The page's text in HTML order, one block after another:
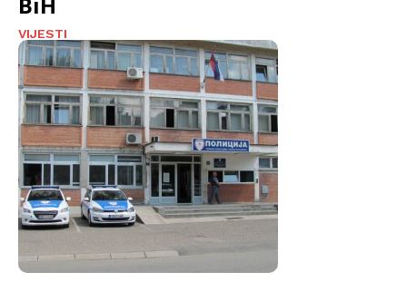
VIJESTI